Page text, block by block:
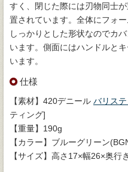
すく、閉じた際には刃物同士
置されています。全体にフォ
しっかりとした形状なのでカ
います。側面にはハンドルと
います。
仕様
【素材】420デニール バリス
ティング]
【重量】190g
【カラー】ブルーグリーン
【サイズ】高さ17×幅26×奥行